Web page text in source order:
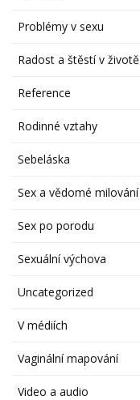
Problémy v sexu
Radost a štěstí v životě
Reference
Rodinné vztahy
Sebeláska
Sex a vědomé milování
Sex po porodu
Sexuální výchova
Uncategorized
V médiích
Vaginální mapování
Video a audio